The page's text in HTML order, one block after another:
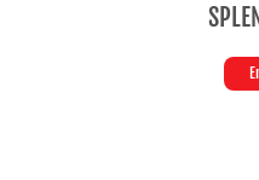
SPLENDOR+ SE